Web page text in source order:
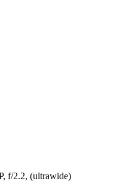
f/2.2, (ultrawide)